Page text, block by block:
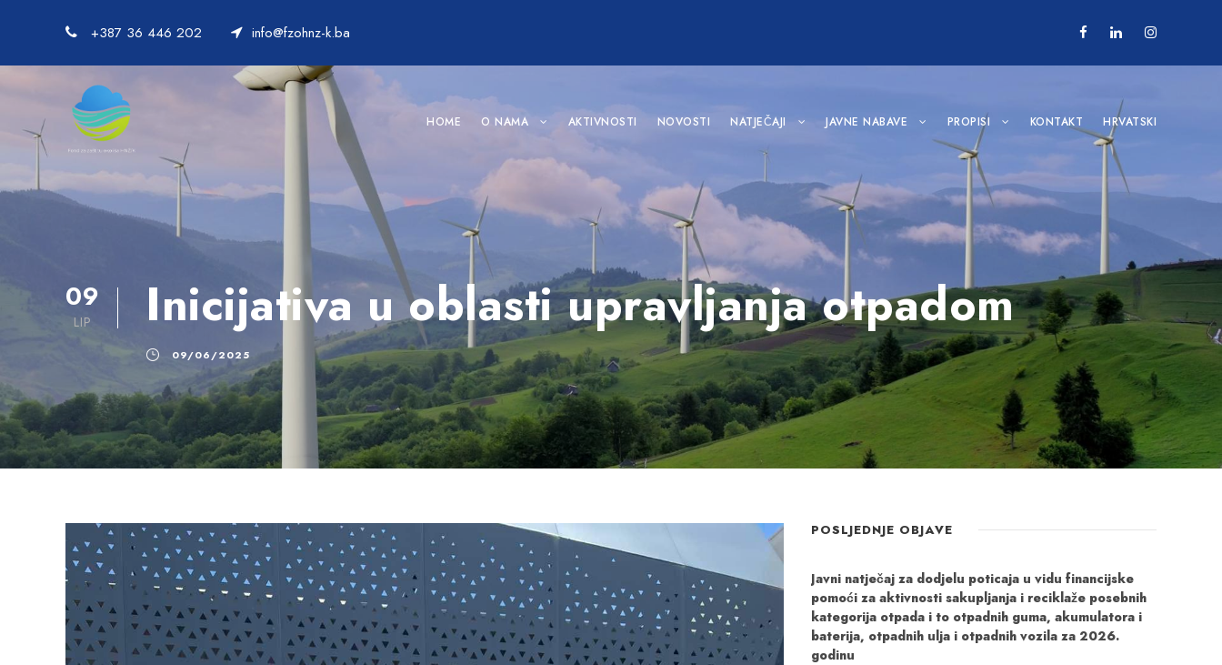
+387 36 446 202 info@fzohnz-k.ba
HOME O NAMA AKTIVNOSTI NOVOSTI NATJEČAJI JAVNE NABAVE PROPISI KONTAKT HRVATSKI
09
LIP Inicijativa u oblasti upravljanja otpadom
09/06/2025
POSLJEDNJE OBJAVE
Javni natječaj za dodjelu poticaja u vidu financijske
pomoći za aktivnosti sakupljanja i reciklaže posebnih
kategorija otpada i to otpadnih guma, akumulatora i
baterija, otpadnih ulja i otpadnih vozila za 2026.
godinu